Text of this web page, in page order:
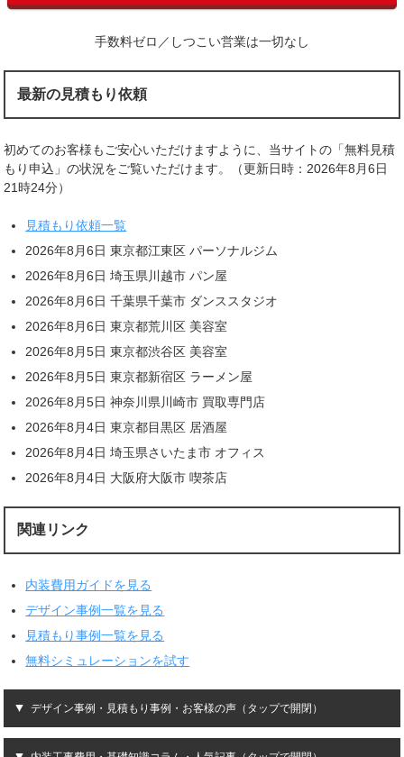
手数料ゼロ／しつこい営業は一切なし
最新の見積もり依頼
初めてのお客様もご安心いただけますように、当サイトの「無料見積
もり申込」の状況をご覧いただけます。（更新日時：2026年8月6日
21時24分）
見積もり依頼一覧
2026年8月6日 東京都江東区 パーソナルジム
2026年8月6日 埼玉県川越市 パン屋
2026年8月6日 千葉県千葉市 ダンススタジオ
2026年8月6日 東京都荒川区 美容室
2026年8月5日 東京都渋谷区 美容室
2026年8月5日 東京都新宿区 ラーメン屋
2026年8月5日 神奈川県川崎市 買取専門店
2026年8月4日 東京都目黒区 居酒屋
2026年8月4日 埼玉県さいたま市 オフィス
2026年8月4日 大阪府大阪市 喫茶店
関連リンク
内装費用ガイドを見る
デザイン事例一覧を見る
見積もり事例一覧を見る
無料シミュレーションを試す
デザイン事例・見積もり事例・お客様の声（タップで開閉）